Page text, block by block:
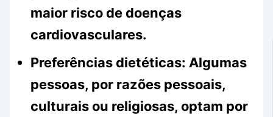
maior risco de doenças
cardiovasculares.
Preferências dietéticas: Algumas
pessoas, por razões pessoais,
culturais ou religiosas, optam por